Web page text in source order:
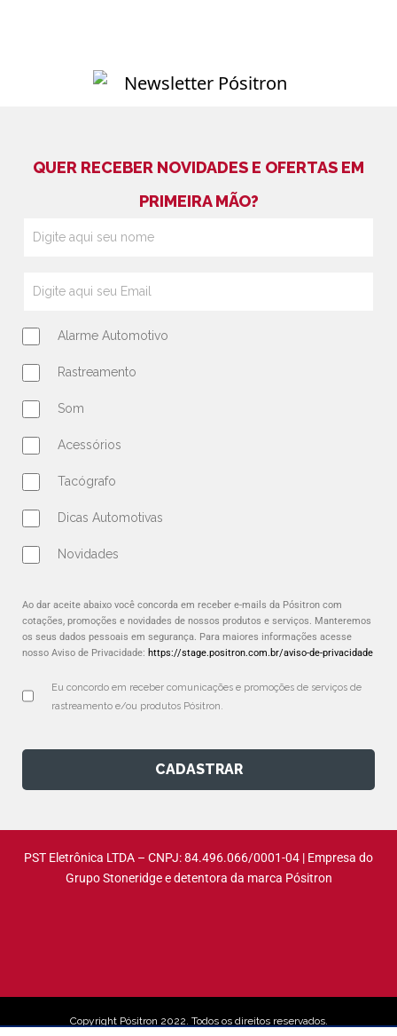
QUER RECEBER NOVIDADES E OFERTAS EM
PRIMEIRA MÃO?
Alarme Automotivo
Rastreamento
Som
Acessórios
Tacógrafo
Dicas Automotivas
Novidades
Ao dar aceite abaixo você concorda em receber e-mails da Pósitron com
cotações, promoções e novidades de nossos produtos e serviços. Manteremos
os seus dados pessoais em segurança. Para maiores informações acesse
nosso Aviso de Privacidade: https://stage.positron.com.br/aviso-de-privacidade
Eu concordo em receber comunicações e promoções de serviços de
rastreamento e/ou produtos Pósitron.
CADASTRAR
PST Eletrônica LTDA – CNPJ: 84.496.066/0001-04 | Empresa do
Grupo Stoneridge e detentora da marca Pósitron
Copyright Pósitron 2022. Todos os direitos reservados.